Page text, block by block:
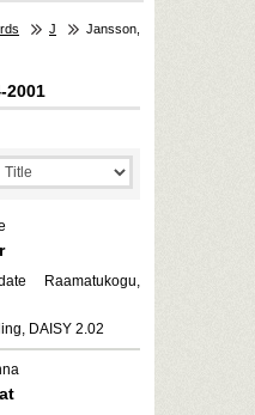
J
Jansson,
2001
Raamatukogu,
DAISY 2.02